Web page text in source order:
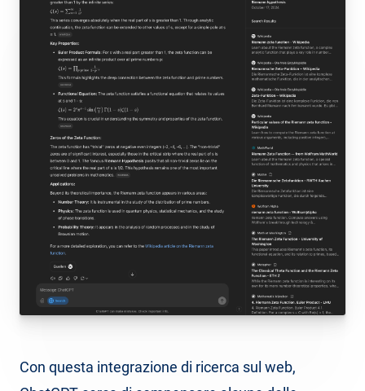
Con questa integrazione di ricerca sul web,